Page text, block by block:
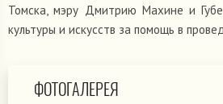
Томска, мэру Дмитрию Махине и
культуры и искусств за помощь в
ФОТОГАЛЕРЕЯ